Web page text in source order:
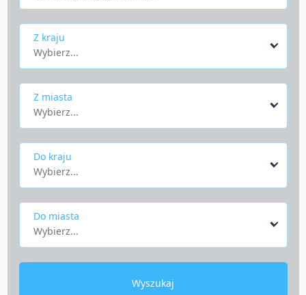
Z kraju
Wybierz...
Z miasta
Wybierz...
Do kraju
Wybierz...
Do miasta
Wybierz...
Wyszukaj